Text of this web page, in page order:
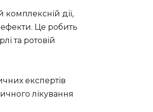
комплексній дії,
Це робить
та ротовій
експертів
лікування